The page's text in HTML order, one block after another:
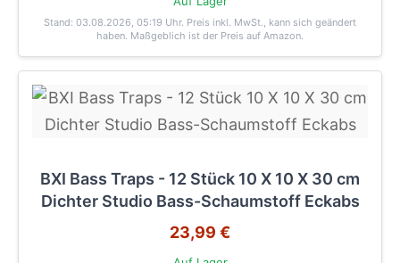
Stand: 03.08.2026, 05:19 Uhr. Preis inkl. MwSt., kann sich geändert
haben. Maßgeblich ist der Preis auf Amazon.
BXI Bass Traps - 12 Stück 10 X 10 X 30 cm
Dichter Studio Bass-Schaumstoff Eckabs
23,99 €